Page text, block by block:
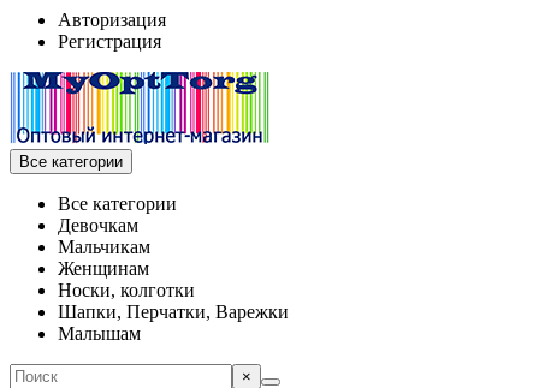
Авторизация
Регистрация
Все категории
Все категории
Девочкам
Мальчикам
Женщинам
Носки, колготки
Шапки, Перчатки, Варежки
Малышам
×